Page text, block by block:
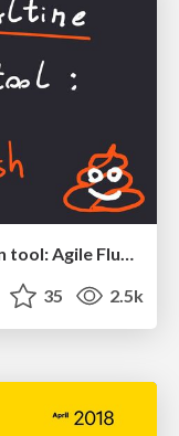
Creating an realtime collaboration tool: Agile Flush - .NET Oxford
35 2.5k